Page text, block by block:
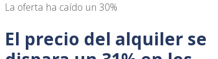
La oferta ha caído un 30%
El precio del alquiler se